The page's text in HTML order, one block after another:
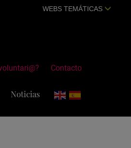
WEBS TEMÁTICAS
Contacto
Noticias